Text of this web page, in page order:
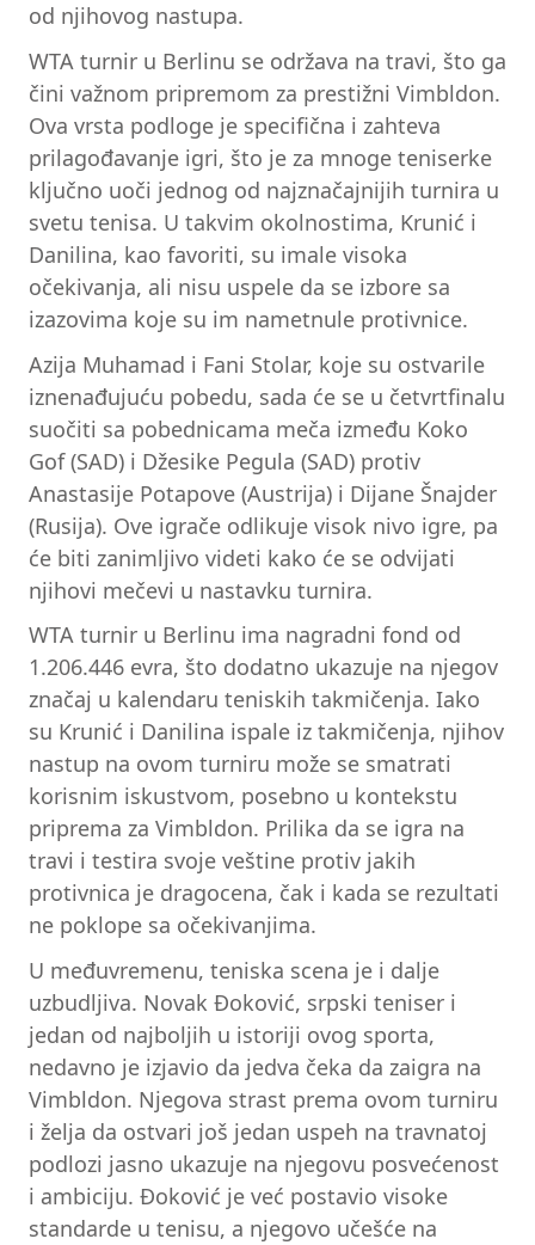
od njihovog nastupa.
WTA turnir u Berlinu se održava na travi, što ga
čini važnom pripremom za prestižni Vimbldon.
Ova vrsta podloge je specifična i zahteva
prilagođavanje igri, što je za mnoge teniserke
ključno uoči jednog od najznačajnijih turnira u
svetu tenisa. U takvim okolnostima, Krunić i
Danilina, kao favoriti, su imale visoka
očekivanja, ali nisu uspele da se izbore sa
izazovima koje su im nametnule protivnice.
Azija Muhamad i Fani Stolar, koje su ostvarile
iznenađujuću pobedu, sada će se u četvrtfinalu
suočiti sa pobednicama meča između Koko
Gof (SAD) i Džesike Pegula (SAD) protiv
Anastasije Potapove (Austrija) i Dijane Šnajder
(Rusija). Ove igrače odlikuje visok nivo igre, pa
će biti zanimljivo videti kako će se odvijati
njihovi mečevi u nastavku turnira.
WTA turnir u Berlinu ima nagradni fond od
1.206.446 evra, što dodatno ukazuje na njegov
značaj u kalendaru teniskih takmičenja. Iako
su Krunić i Danilina ispale iz takmičenja, njihov
nastup na ovom turniru može se smatrati
korisnim iskustvom, posebno u kontekstu
priprema za Vimbldon. Prilika da se igra na
travi i testira svoje veštine protiv jakih
protivnica je dragocena, čak i kada se rezultati
ne poklope sa očekivanjima.
U međuvremenu, teniska scena je i dalje
uzbudljiva. Novak Đoković, srpski teniser i
jedan od najboljih u istoriji ovog sporta,
nedavno je izjavio da jedva čeka da zaigra na
Vimbldon. Njegova strast prema ovom turniru
i želja da ostvari još jedan uspeh na travnatoj
podlozi jasno ukazuje na njegovu posvećenost
i ambiciju. Đoković je već postavio visoke
standarde u tenisu, a njegovo učešće na